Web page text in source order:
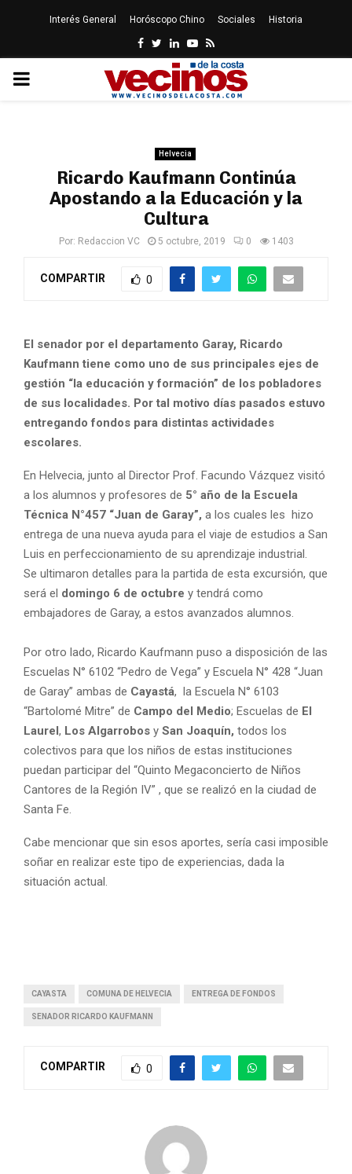
Interés General Horóscopo Chino Sociales Historia
Facebook
Twitter
LinkedinYoutube
Rss
PRIMARY
Helvecia
Ricardo Kaufmann Continúa
Apostando a la Educación y la
Cultura
Por: Redaccion VC 5 octubre, 2019 0 1403
COMPARTIR 0
El senador por el departamento Garay, Ricardo
Kaufmann tiene como uno de sus principales ejes de
gestión “la educación y formación” de los pobladores
de sus localidades. Por tal motivo días pasados estuvo
entregando fondos para distintas actividades
escolares.
En Helvecia, junto al Director Prof. Facundo Vázquez visitó
a los alumnos y profesores de 5° año de la Escuela
Técnica N°457 “Juan de Garay”, a los cuales les hizo
entrega de una nueva ayuda para el viaje de estudios a San
Luis en perfeccionamiento de su aprendizaje industrial.
Se ultimaron detalles para la partida de esta excursión, que
será el domingo 6 de octubre y tendrá como
embajadores de Garay, a estos avanzados alumnos.
Por otro lado, Ricardo Kaufmann puso a disposición de las
Escuelas N° 6102 “Pedro de Vega” y Escuela N° 428 “Juan
de Garay” ambas de Cayastá, la Escuela N° 6103
“Bartolomé Mitre” de Campo del Medio; Escuelas de El
Laurel, Los Algarrobos y San Joaquín, todos los
colectivos para que los niños de estas instituciones
puedan participar del “Quinto Megaconcierto de Niños
Cantores de la Región IV” , que se realizó en la ciudad de
Santa Fe.
Cabe mencionar que sin esos aportes, sería casi imposible
soñar en realizar este tipo de experiencias, dada la
situación actual.
CAYASTA COMUNA DE HELVECIA ENTREGA DE FONDOS
SENADOR RICARDO KAUFMANN
COMPARTIR 0